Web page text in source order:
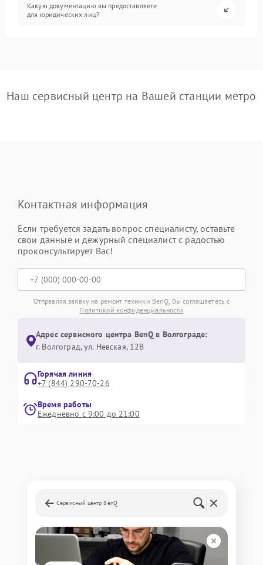
Какую документацию вы предоставляете
для юридических лиц?
Наш сервисный центр на Вашей станции метро
Контактная информация
Если требуется задать вопрос специалисту, оставьте
свои данные и дежурный специалист с радостью
проконсультирует Вас!
Отправляя заявку на ремонт техники BenQ, Вы соглашаетесь с
Политикой конфиденциальности
Адрес сервисного центра BenQ в Волгограде:
г. Волгоград, ул. Невская, 12В
Горячая линия
+7 (844) 290-70-26
Время работы
Ежедневно с 9:00 до 21:00
Сервисный центр BenQ